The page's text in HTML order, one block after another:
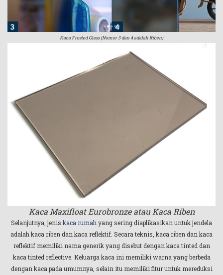
Kaca Frosted Glass (Nomor 3 dan 4 adalah Riben)
Kaca Maxifloat Eurobronze atau Kaca Riben
Selanjutnya, jenis kaca rumah yang sering diaplikasikan untuk jendela
adalah kaca riben dan kaca reflektif. Secara teknis, kaca riben dan kaca
reflektif memiliki nama generik yang disebut dengan kaca tinted dan
kaca tinted reflective. Keluarga kaca ini memiliki warna yang berbeda
dengan kaca pada umumnya, selain itu memiliki fitur untuk mereduksi